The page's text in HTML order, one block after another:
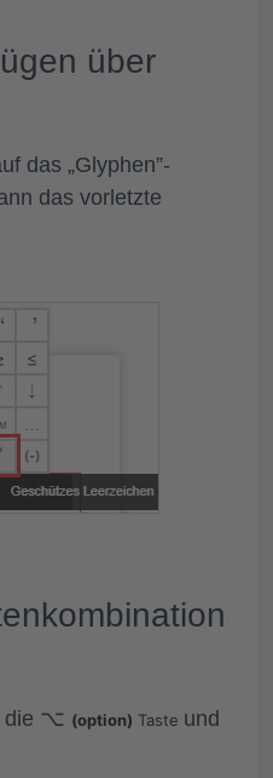
über
das „Glyphen”-
das vorletzte
⌥ (option) Taste und